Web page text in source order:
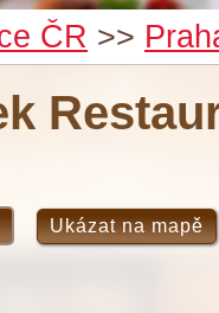
ČR >>
Ukázat na mapě